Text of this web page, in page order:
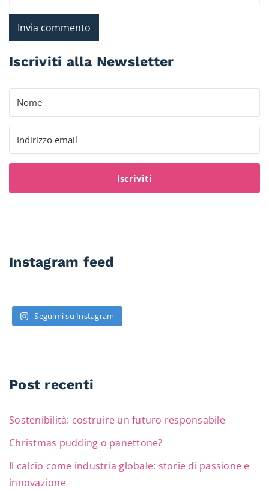
Iscriviti alla Newsletter
Iscriviti
Instagram feed
Seguimi su Instagram
Post recenti
Sostenibilità: costruire un futuro responsabile
Christmas pudding o panettone?
Il calcio come industria globale: storie di passione e
innovazione